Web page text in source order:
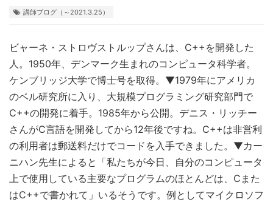
講師ブログ（～2021.3.25）
ビャーネ・ストロヴストルップさんは、C++を開発した
人。1950年、デンマーク生まれのコンピュータ科学者。
ケンブリッジ大学で博士号を取得。▼1979年にアメリカ
のベル研究所に入り、大規模プログラミング研究部門で
C++の開発に着手。1985年から公開。デニス・リッチー
さんがC言語を開発してから12年後ですね。C++は非営利
の利用者は郵送料だけでコードを入手できました。▼カー
ニハン先生によると「私たちが今日、自分のコンピュータ
上で使用している主要なプログラムのほとんどは、Cまた
はC++で書かれて」いるそうです。例としてマイクロソフ